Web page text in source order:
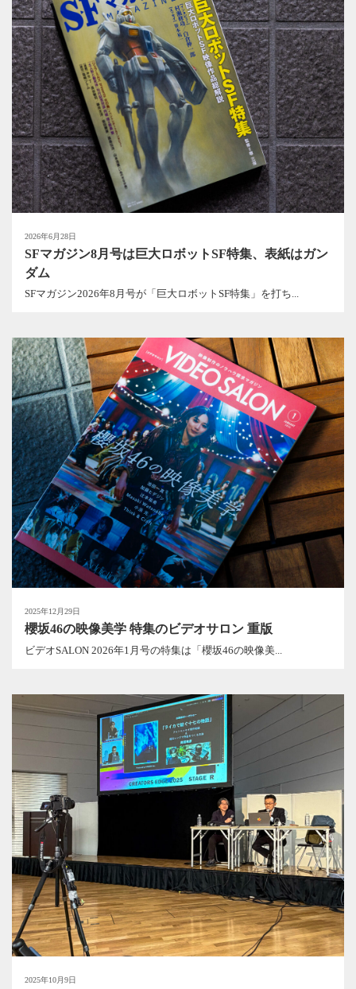
2026年6月28日
SFマガジン8月号は巨大ロボットSF特集、表紙はガン
ダム
SFマガジン2026年8月号が「巨大ロボットSF特集」を打ち...
2025年12月29日
櫻坂46の映像美学 特集のビデオサロン 重版
ビデオSALON 2026年1月号の特集は「櫻坂46の映像美...
2025年10月9日